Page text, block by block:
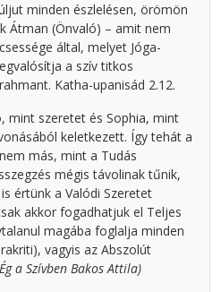
minden észlelésen, örömön
Átman (Önvaló) – amit nem
által, melyet Jóga-
a szív titkos
Katha-upanisád 2.12.
mint szeretet és Sophia, mint
keletkezett. Így tehát a
más, mint a Tudás
mégis távolinak tűnik,
értünk a Valódi Szeretet
akkor fogadhatjuk el Teljes
magába foglalja minden
vagyis az Abszolút
a Szívben Bakos Attila)